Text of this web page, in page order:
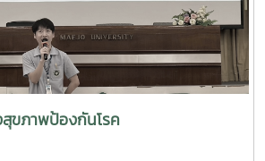
สุขภาพป้องกันโรค